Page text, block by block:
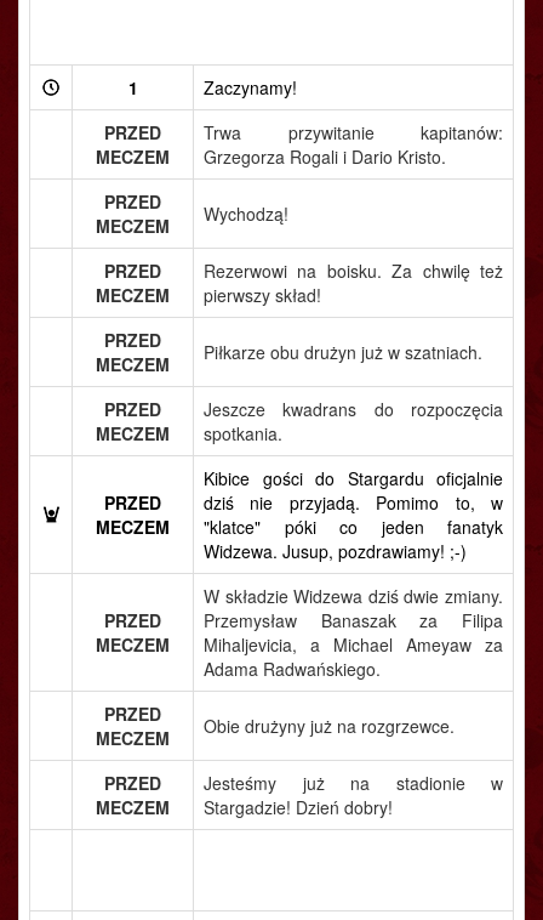
1
Zaczynamy!
PRZED
MECZEM
Trwa przywitanie kapitanów:
Grzegorza Rogali i Dario Kristo.
PRZED
MECZEM
Wychodzą!
PRZED
MECZEM
Rezerwowi na boisku. Za chwilę też
pierwszy skład!
PRZED
MECZEM
Piłkarze obu drużyn już w szatniach.
PRZED
MECZEM
Jeszcze kwadrans do rozpoczęcia
spotkania.
PRZED
MECZEM
Kibice gości do Stargardu oficjalnie
dziś nie przyjadą. Pomimo to, w
"klatce" póki co jeden fanatyk
Widzewa. Jusup, pozdrawiamy! ;-)
PRZED
MECZEM
W składzie Widzewa dziś dwie zmiany.
Przemysław Banaszak za Filipa
Mihaljevicia, a Michael Ameyaw za
Adama Radwańskiego.
PRZED
MECZEM
Obie drużyny już na rozgrzewce.
PRZED
MECZEM
Jesteśmy już na stadionie w
Stargadzie! Dzień dobry!